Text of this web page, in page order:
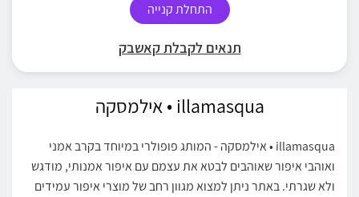
התחלת קנייה
תנאים לקבלת קאשבק
illamasqua • אילמסקה
illamasqua • אילמסקה - המותג פופולרי במיוחד בקרב אמני
ואוהבי איפור שאוהבים לבטא את עצמם עם איפור אמנותי, מודגש
ולא שגרתי. באתר ניתן למצוא מגוון רחב של מוצרי איפור עמידים